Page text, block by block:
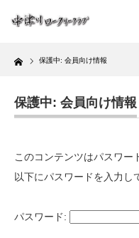
Home 保護中: 会員向け情報
保護中: 会員向け情報
このコンテンツはパスワー
以下にパスワードを入力し
パスワード: